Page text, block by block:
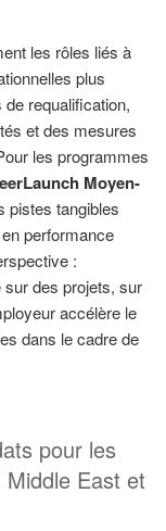
les rôles liés à
plus
requalification,
et des mesures
les programmes
Moyen-
pistes tangibles
performance
:
sur des projets, sur
accélère le
dans le cadre de
pour les
East et